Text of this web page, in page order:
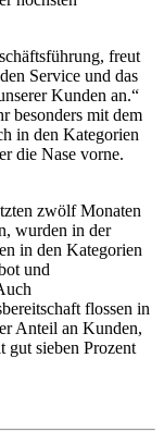
freut
Service und das
Kunden an.“
besonders mit dem
in den Kategorien
die Nase vorne.
zwölf Monaten
wurden in der
in den Kategorien
und
flossen in
Anteil an Kunden,
gut sieben Prozent